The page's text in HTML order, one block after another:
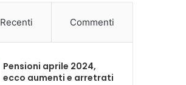
Recenti Commenti
Pensioni aprile 2024,
ecco aumenti e arretrati